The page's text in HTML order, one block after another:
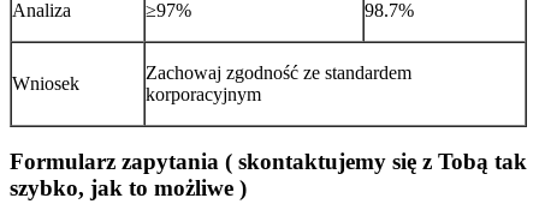
Analiza ≥97% 98.7%
Wniosek
Zachowaj zgodność ze standardem
korporacyjnym
Formularz zapytania ( skontaktujemy się z Tobą tak
szybko, jak to możliwe )